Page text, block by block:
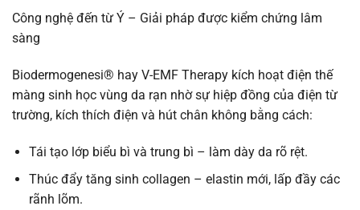
Công nghệ đến từ Ý – Giải pháp được kiểm chứng lâm
sàng
Biodermogenesi® hay V-EMF Therapy kích hoạt điện thế
màng sinh học vùng da rạn nhờ sự hiệp đồng của điện từ
trường, kích thích điện và hút chân không bằng cách:
Tái tạo lớp biểu bì và trung bì – làm dày da rõ rệt.
Thúc đẩy tăng sinh collagen – elastin mới, lấp đầy các
rãnh lõm.